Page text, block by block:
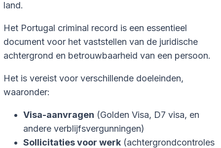
land.
Het Portugal criminal record is een essentieel
document voor het vaststellen van de juridische
achtergrond en betrouwbaarheid van een persoon.
Het is vereist voor verschillende doeleinden,
waaronder:
Visa-aanvragen (Golden Visa, D7 visa, en
andere verblijfsvergunningen)
Sollicitaties voor werk (achtergrondcontroles